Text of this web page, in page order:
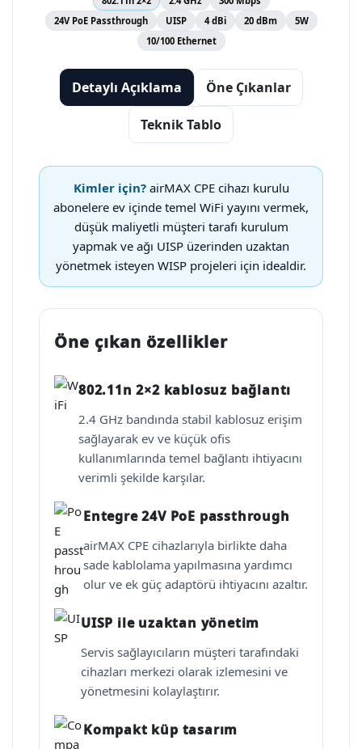
24V PoE Passthrough
UISP 4 dBi 20 dBm
5W
10/100 Ethernet
Detaylı Açıklama Öne Çıkanlar
Teknik Tablo
Kimler için?airMAX CPE cihazı kurulu
abonelere ev içinde temel WiFi yayını vermek,
düşük maliyetli müşteri tarafı kurulum
yapmak ve ağı UISP üzerinden uzaktan
yönetmek isteyen WISP projeleri için idealdir.
Öne çıkan özellikler
802.11n 2×2 kablosuz bağlantı
2.4 GHz bandında stabil kablosuz erişim
sağlayarak ev ve küçük ofis
kullanımlarında temel bağlantı ihtiyacını
verimli şekilde karşılar.
Entegre 24V PoE passthrough
airMAX CPE cihazlarıyla birlikte daha
sade kablolama yapılmasına yardımcı
olur ve ek güç adaptörü ihtiyacını azaltır.
UISP ile uzaktan yönetim
Servis sağlayıcıların müşteri tarafındaki
cihazları merkezi olarak izlemesini ve
yönetmesini kolaylaştırır.
Kompakt küp tasarım